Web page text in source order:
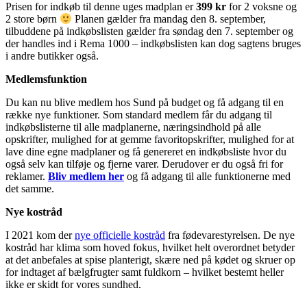
Prisen for indkøb til denne uges madplan er399 kr for 2 voksne og
2 store børn
Planen gælder fra mandag den 8. september,
tilbuddene på indkøbslisten gælder fra søndag den 7. september og
der handles ind i Rema 1000 – indkøbslisten kan dog sagtens bruges
i andre butikker også.
Medlemsfunktion
Du kan nu blive medlem hos Sund på budget og få adgang til en
række nye funktioner. Som standard medlem får du adgang til
indkøbslisterne til alle madplanerne, næringsindhold på alle
opskrifter, mulighed for at gemme favoritopskrifter, mulighed for at
lave dine egne madplaner og få genereret en indkøbsliste hvor du
også selv kan tilføje og fjerne varer. Derudover er du også fri for
reklamer. Bliv medlem her og få adgang til alle funktionerne med
det samme.
Nye kostråd
I 2021 kom dernye officielle kostråd fra fødevarestyrelsen. De nye
kostråd har klima som hoved fokus, hvilket helt overordnet betyder
at det anbefales at spise planterigt, skære ned på kødet og skruer op
for indtaget af bælgfrugter samt fuldkorn – hvilket bestemt heller
ikke er skidt for vores sundhed.